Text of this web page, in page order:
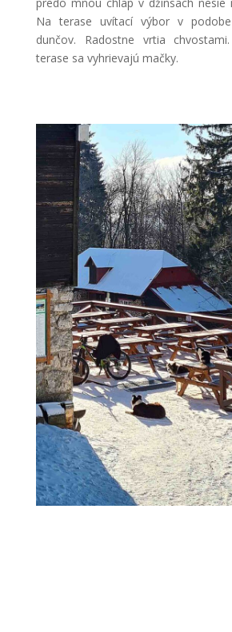
predo mnou chlap v džínsach nesie
Na terase uvítací výbor v
dunčov. Radostne vrtia
terase sa vyhrievajú mačky.